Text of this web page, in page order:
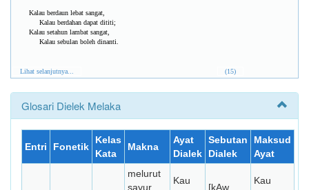
Kalau berdaun lebat sangat,
Kalau berdahan dapat dititi;
Kalau setahun lambat sangat,
Kalau sebulan boleh dinanti.
Lihat selanjutnya... (15)
Glosari Dielek Melaka
Entri Fonetik
Kelas
Kata
Makna
Ayat
Dialek
Sebutan
Dialek
Maksud
Ayat
melurut
sayur
Kau
[kAw
Kau